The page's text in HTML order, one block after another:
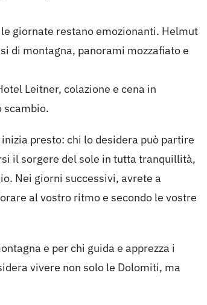
le giornate restano emozionanti. Helmut
di montagna, panorami mozzafiato e
Leitner, colazione e cena in
scambio.
presto: chi lo desidera può partire
il sorgere del sole in tutta tranquillità,
Nei giorni successivi, avrete a
al vostro ritmo e secondo le vostre
e per chi guida e apprezza i
vivere non solo le Dolomiti, ma